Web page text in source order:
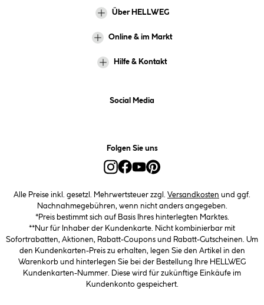
Über HELLWEG
Online & im Markt
Hilfe & Kontakt
Social Media
Folgen Sie uns
Alle Preise inkl. gesetzl. Mehrwertsteuer zzgl. Versandkosten und ggf.
Nachnahmegebühren, wenn nicht anders angegeben.
*Preis bestimmt sich auf Basis Ihres hinterlegten Marktes.
**Nur für Inhaber der Kundenkarte. Nicht kombinierbar mit
Sofortrabatten, Aktionen, Rabatt-Coupons und Rabatt-Gutscheinen. Um
den Kundenkarten-Preis zu erhalten, legen Sie den Artikel in den
Warenkorb und hinterlegen Sie bei der Bestellung Ihre HELLWEG
Kundenkarten-Nummer. Diese wird für zukünftige Einkäufe im
Kundenkonto gespeichert.